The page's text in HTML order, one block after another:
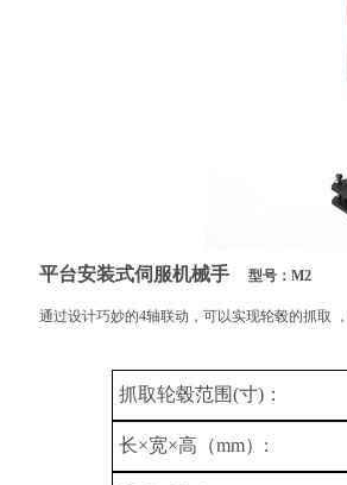
平台安装式伺服机械手 型号：M2
通过设计巧妙的4轴联动，可以实现轮毂的抓取
抓取轮毂范围(寸) ：
长×宽×高（mm） :